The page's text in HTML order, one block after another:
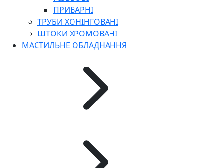
ПРИВАРНІ
ТРУБИ ХОНІНГОВАНІ
ШТОКИ ХРОМОВАНІ
МАСТИЛЬНЕ ОБЛАДНАННЯ